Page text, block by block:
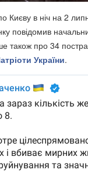
Києву в ніч на 2
повідомив
також про 34
України.